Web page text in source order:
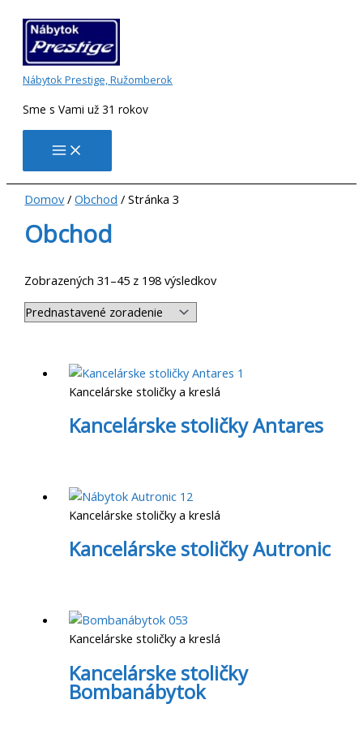
obsah
Nábytok Prestige, Ružomberok
Sme s Vami už 31 rokov
Domov/Obchod / Stránka 3
Obchod
Zobrazených 31–45 z 198 výsledkov
Kancelárske stoličky a kreslá
Kancelárske stoličky Antares
Kancelárske stoličky a kreslá
Kancelárske stoličky Autronic
Kancelárske stoličky a kreslá
Kancelárske stoličky
Bombanábytok